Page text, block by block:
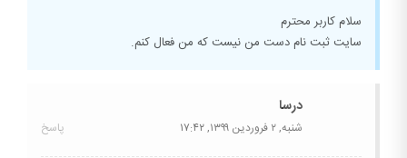
سلام کاربر محترم
سایت ثبت نام دست من نیست که من فعال کنم.
درسا
شنبه, ۲ فروردین ۱۳۹۹, ۱۷:۴۲ پاسخ